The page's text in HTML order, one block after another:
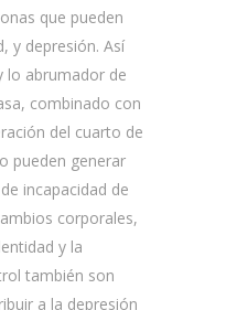
que pueden
y depresión. Así
lo abrumador de
combinado con
del cuarto de
pueden generar
incapacidad de
corporales,
y la
también son
a la depresión